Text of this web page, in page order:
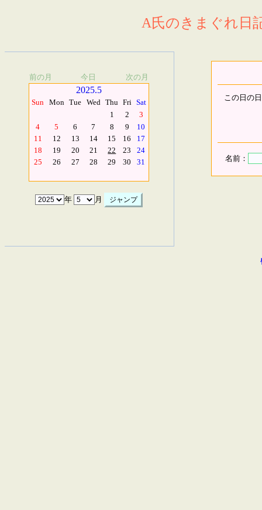
A氏のきまぐれ日
前の月 今日 次の月
2025.5
Sun Mon Tue Wed Thu Fri Sat
1
2
3
4
5 6 7 8 9
10
11
12 13 14 15 16
17
18
19 20 21 22 23
24
25
26 27 28 29 30 31
年 月
この日の
名前：